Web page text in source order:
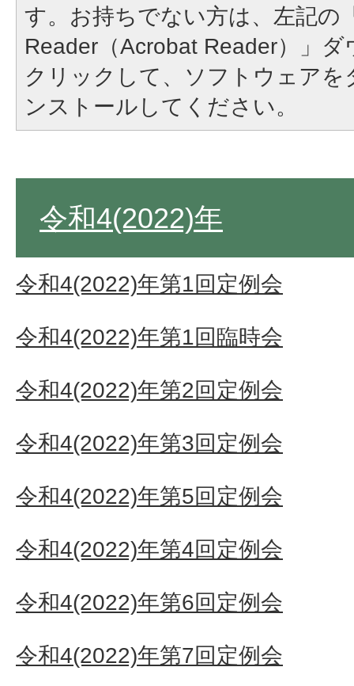
す。お持ちでない方は、左記の
Reader（Acrobat Reader）」
クリックして、ソフトウェア
ンストールしてください。
令和4(2022)年
令和4(2022)年第1回定例会
令和4(2022)年第1回臨時会
令和4(2022)年第2回定例会
令和4(2022)年第3回定例会
令和4(2022)年第5回定例会
令和4(2022)年第4回定例会
令和4(2022)年第6回定例会
令和4(2022)年第7回定例会